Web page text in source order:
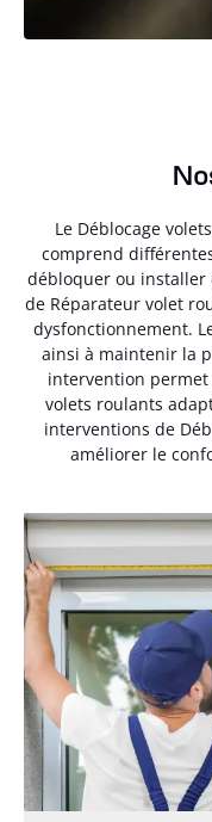
Le Déblocage
comprend
débloquer ou installer
de Réparateur volet
dysfonctionnement.
ainsi à maintenir la
intervention permet
volets roulants
interventions de
améliorer le